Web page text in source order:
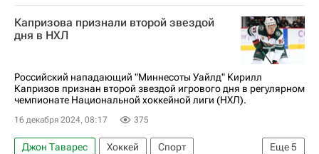
Марк Шайфли
Кайл Коннор
Виннипег Джетс
Торонто Мейпл Лифс
Капризова признали второй звездой
дня в НХЛ
Российский нападающий "Миннесоты Уайлд" Кирилл
Капризов признан второй звездой игрового дня в регулярном
чемпионате Национальной хоккейной лиги (НХЛ).
16 декабря 2024, 08:17 375
Еще5
Джон Таварес Хоккей
Спорт